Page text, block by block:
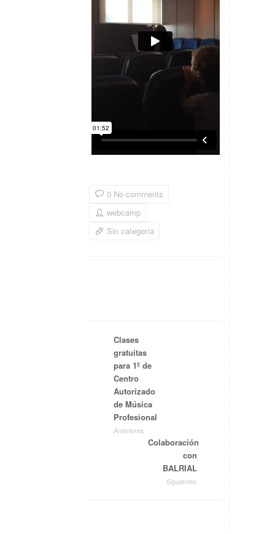
0 No comments
webcamp
Sin categoría
Clases
gratuitas
para 1º de
Centro
Autorizado
de Música
Profesional
Anteriores
Colaboración
con
BALRIAL
Siguientes